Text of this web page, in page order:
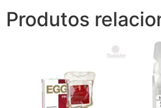
Produtos